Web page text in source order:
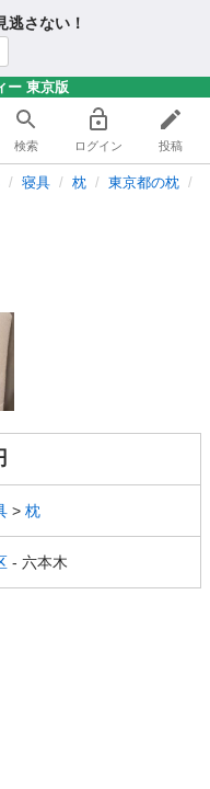
逃さない！
ー 東京版
検索 ログイン 投稿
寝具 枕 東京都の枕
> 枕
- 六本木